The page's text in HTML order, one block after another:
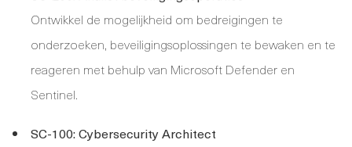
Ontwikkel de mogelijkheid om bedreigingen te
onderzoeken, beveiligingsoplossingen te bewaken en te
reageren met behulp van Microsoft Defender en
Sentinel.
SC-100: Cybersecurity Architect